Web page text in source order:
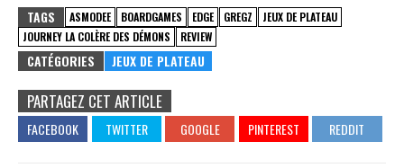
TAGS ASMODEE BOARDGAMES EDGE GREGZ
JEUX DE PLATEAU
JOURNEY LA COLÈRE DES DÉMONS
REVIEW
CATÉGORIES JEUX DE PLATEAU
PARTAGEZ CET ARTICLE